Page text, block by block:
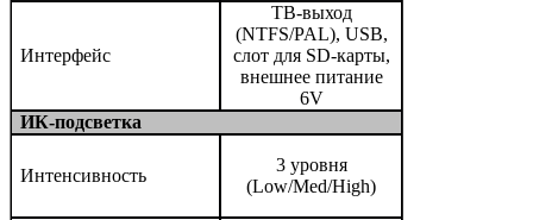
Интерфейс
ТВ-выход
(NTFS/PAL), USB,
слот для SD-карты,
внешнее питание
6V
ИК-подсветка
Интенсивность
3 уровня
(Low/Med/High)